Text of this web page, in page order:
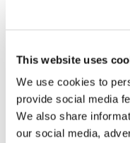
This website uses
We use cookies to
provide social media
We also share
our social media,
Polen
Tsjechisch
Hongarije
Tsjechië
Nederland